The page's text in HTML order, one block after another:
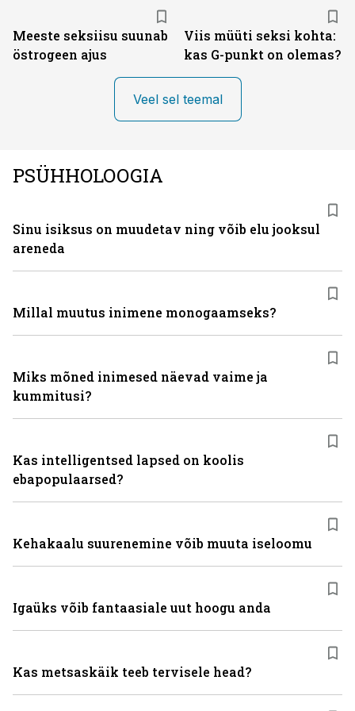
Meeste seksiisu suunab
östrogeen ajus
Viis müüti seksi kohta:
kas G-punkt on olemas?
Veel sel teemal
PSÜHHOLOOGIA
Sinu isiksus on muudetav ning võib elu jooksul
areneda
Millal muutus inimene monogaamseks?
Miks mõned inimesed näevad vaime ja
kummitusi?
Kas intelligentsed lapsed on koolis
ebapopulaarsed?
Kehakaalu suurenemine võib muuta iseloomu
Igaüks võib fantaasiale uut hoogu anda
Kas metsaskäik teeb tervisele head?